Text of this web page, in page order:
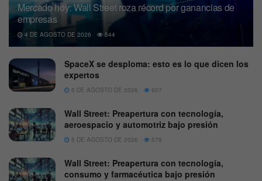
Mercado hoy: Wall Street roza récord por ganancias de
empresas
4 DE AGOSTO DE 2026 544
SpaceX se desploma: esto es lo que dicen los
expertos
5 DE AGOSTO DE 2026 607
Wall Street: Preapertura con tecnología,
aeroespacio y automotriz bajo presión
5 DE AGOSTO DE 2026 579
Wall Street: Preapertura con tecnología,
consumo y farmacéutica bajo presión